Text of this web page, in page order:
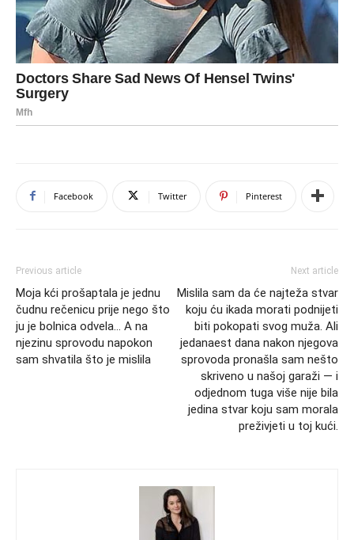
Facebook Twitter Pinterest
Previous article
Moja kći prošaptala je jednu
čudnu rečenicu prije nego što
ju je bolnica odvela… A na
njezinu sprovodu napokon
sam shvatila što je mislila
Next article
Mislila sam da će najteža stvar
koju ću ikada morati podnijeti
biti pokopati svog muža. Ali
jedanaest dana nakon njegova
sprovoda pronašla sam nešto
skriveno u našoj garaži — i
odjednom tuga više nije bila
jedina stvar koju sam morala
preživjeti u toj kući.